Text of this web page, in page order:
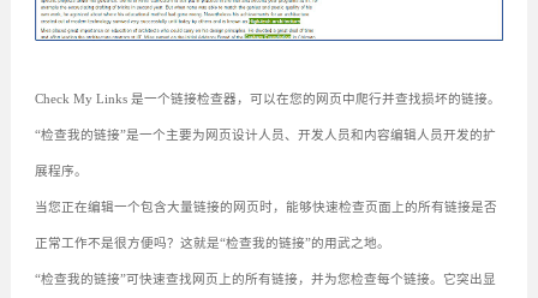
Check My Links 是一个链接检查器，可以在您的网页中爬行并查找损坏的链接。
“检查我的链接”是一个主要为网页设计人员、开发人员和内容编辑人员开发的扩
展程序。
当您正在编辑一个包含大量链接的网页时，能够快速检查页面上的所有链接是否
正常工作不是很方便吗？这就是“检查我的链接”的用武之地。
“检查我的链接”可快速查找网页上的所有链接，并为您检查每个链接。它突出显